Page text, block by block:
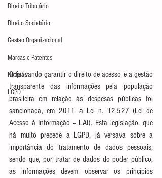
Direito Tributário
Direito Societário
Gestão Organizacional
Marcas e Patentes
Notícias
LGPD
Objetivando garantir o direito de acesso e a gestão
transparente das informações pela população
brasileira em relação às despesas públicas foi
sancionada, em 2011, a Lei n. 12.527 (Lei de
Acesso à Informação – LAI). Esta legislação, que
há muito precede a LGPD, já versava sobre a
importância do tratamento de dados pessoais,
sendo que, por tratar de dados do poder público,
as informações devem observar os princípios